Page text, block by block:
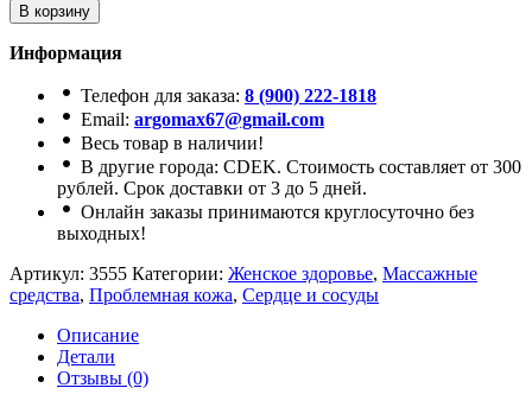
В корзину
Информация
Телефон для заказа: 8 (900) 222-1818
Email: argomax67@gmail.com
Весь товар в наличии!
В другие города: CDEK. Стоимость составляет от 300
рублей. Срок доставки от 3 до 5 дней.
Онлайн заказы принимаются круглосуточно без
выходных!
Артикул: 3555 Категории: Женское здоровье, Массажные
средства, Проблемная кожа, Сердце и сосуды
Описание
Детали
Отзывы (0)